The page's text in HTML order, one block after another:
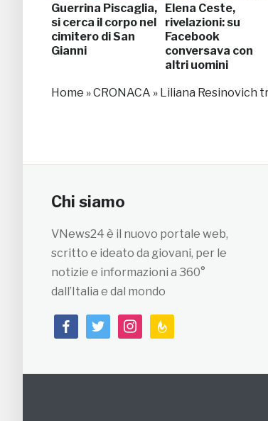
Guerrina Piscaglia,
si cerca il corpo nel
cimitero di San
Gianni
Elena Ceste,
rivelazioni: su
Facebook
conversava con
altri uomini
Home »CRONACA » Liliana Resinovich
Chi siamo
VNews24 è il nuovo portale web,
scritto e ideato da giovani, per le
notizie e informazioni a 360°
dall’Italia e dal mondo
facebooktwitterinstagramfeedburner